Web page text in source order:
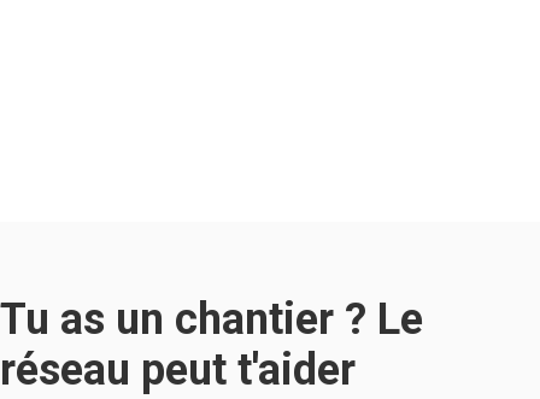
Tu as un chantier ? Le
réseau peut t'aider